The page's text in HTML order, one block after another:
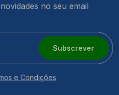
no seu email
Subscrever
e Condições